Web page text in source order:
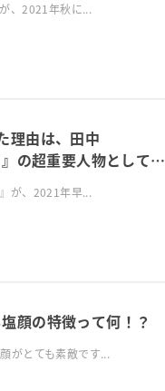
、2021年秋に...
理由は、田中
の超重要人物として参
が、2021年早...
顔の特徴って何！？
がとても素敵です...